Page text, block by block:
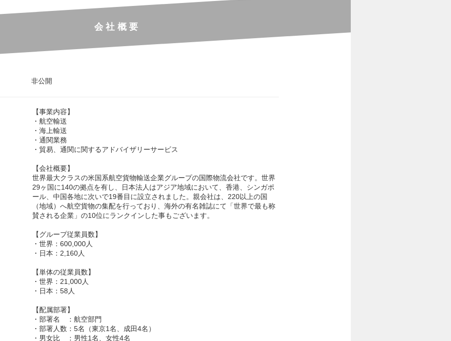
会社概要
非公開
【事業内容】
・航空輸送
・海上輸送
・通関業務
・貿易、通関に関するアドバイザリーサービス
【会社概要】
世界最大クラスの米国系航空貨物輸送企業グループの国際物流会社です。世界
29ヶ国に140の拠点を有し、日本法人はアジア地域において、香港、シンガポ
ール、中国各地に次いで19番目に設立されました。親会社は、220以上の国
（地域）へ航空貨物の集配を行っており、海外の有名雑誌にて「世界で最も称
賛される企業」の10位にランクインした事もございます。
【グループ従業員数】
・世界：600,000人
・日本：2,160人
【単体の従業員数】
・世界：21,000人
・日本：58人
【配属部署】
・部署名 ：航空部門
・部署人数：5名（東京1名、成田4名）
・男女比 ：男性1名、女性4名